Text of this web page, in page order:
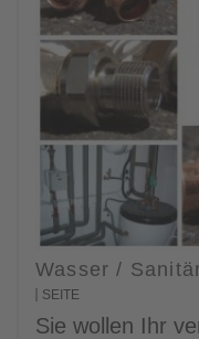
Wasser /
SEITE
Sie wollen Ihr